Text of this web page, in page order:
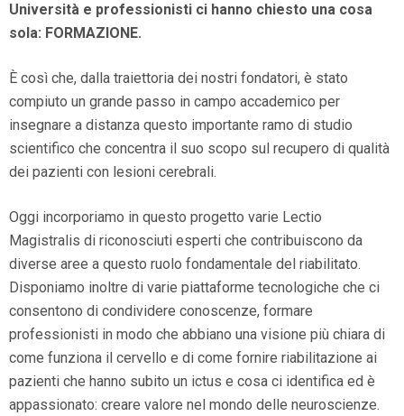
Università e professionisti ci hanno chiesto una cosa
sola: FORMAZIONE.
È così che, dalla traiettoria dei nostri fondatori, è stato
compiuto un grande passo in campo accademico per
insegnare a distanza questo importante ramo di studio
scientifico che concentra il suo scopo sul recupero di qualità
dei pazienti con lesioni cerebrali.
Oggi incorporiamo in questo progetto varie Lectio
Magistralis di riconosciuti esperti che contribuiscono da
diverse aree a questo ruolo fondamentale del riabilitato.
Disponiamo inoltre di varie piattaforme tecnologiche che ci
consentono di condividere conoscenze, formare
professionisti in modo che abbiano una visione più chiara di
come funziona il cervello e di come fornire riabilitazione ai
pazienti che hanno subito un ictus e cosa ci identifica ed è
appassionato: creare valore nel mondo delle neuroscienze.